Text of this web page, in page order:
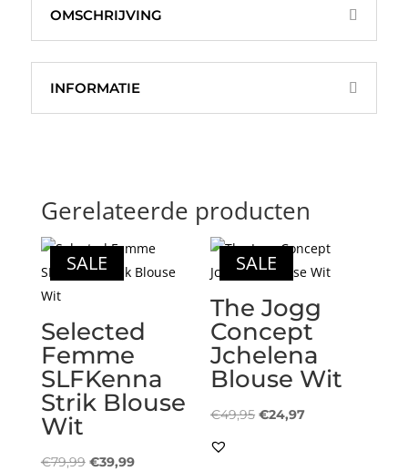
OMSCHRIJVING
INFORMATIE
Gerelateerde producten
SALE
Selected
Femme
SLFKenna
Strik Blouse
Wit
€79,99 Oorspronkelijke
€39,99Huidige
SALE
The Jogg
Concept
Jchelena
Blouse Wit
€49,95 Oorspronkelijke
€24,97Huidige